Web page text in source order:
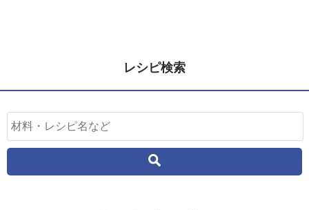
レシピ検索